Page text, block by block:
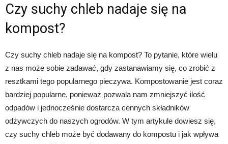
Czy suchy chleb nadaje się na
kompost?
Czy suchy chleb nadaje się na kompost? To pytanie, które wielu
z nas może sobie zadawać, gdy zastanawiamy się, co zrobić z
resztkami tego popularnego pieczywa. Kompostowanie jest coraz
bardziej popularne, ponieważ pozwala nam zmniejszyć ilość
odpadów i jednocześnie dostarcza cennych składników
odżywczych do naszych ogrodów. W tym artykule dowiesz się,
czy suchy chleb może być dodawany do kompostu i jak wpływa